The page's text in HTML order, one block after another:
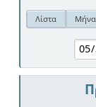
Λίστα